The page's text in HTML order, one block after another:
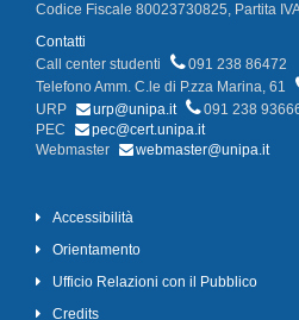
Codice Fiscale 80023730825, Partita
Contatti
Call center studenti
091 238 86472
Telefono Amm. C.le di P.zza Marina, 61
URP
urp@unipa.it
091 238
PEC
pec@cert.unipa.it
Webmaster
webmaster@unipa.it
Accessibilità
Orientamento
Ufficio Relazioni con il Pubblico
Credits